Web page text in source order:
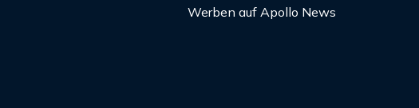
Werben auf Apollo News